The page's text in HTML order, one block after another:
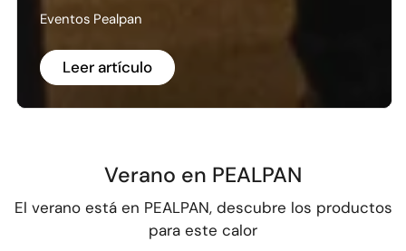
Eventos Pealpan
Leer artículo
Verano en PEALPAN
El verano está en PEALPAN, descubre los productos
para este calor